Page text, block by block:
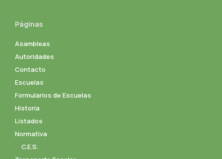
Páginas
Asambleas
Autoridades
Contacto
Escuelas
Formularios de Escuelas
Historia
Listados
Normativa
C.E.S.